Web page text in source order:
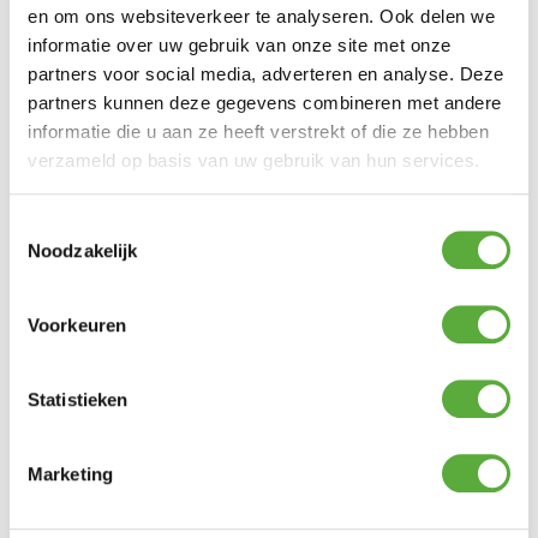
en om ons websiteverkeer te analyseren. Ook delen we
informatie over uw gebruik van onze site met onze
partners voor social media, adverteren en analyse. Deze
partners kunnen deze gegevens combineren met andere
informatie die u aan ze heeft verstrekt of die ze hebben
verzameld op basis van uw gebruik van hun services.
Noodzakelijk
Voorkeuren
Statistieken
Marketing
122cm H x 156cm B x 68.50cm D
-Primair grilloppervlak (centimeters) 3310cm2
-Oppervlak warmhoudrek (centimeters)
823cm2
-Totaal grilloppervlak (centimeters) 4133cm2
-Gewicht (kg) 66.00
-Roestvrijstalen branders:3
-Soort brandstof: Propaan/butaan
gietijzeren grillroosters
-Gereedschapshaken: 4
-Battery type: 1 AA, 2 AAA